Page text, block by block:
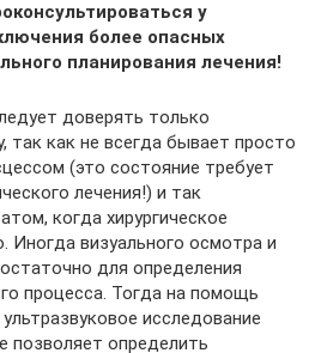
у
более опасных
планирования лечения!
доверять только
так как не всегда бывает просто
(это состояние требует
лечения!) и так
когда хирургическое
Иногда визуального осмотра и
для определения
процесса. Тогда на помощь
исследование
позволяет определить